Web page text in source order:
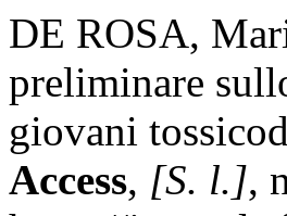
DE ROSA,
preliminare
giovani
Access, [S. l.],